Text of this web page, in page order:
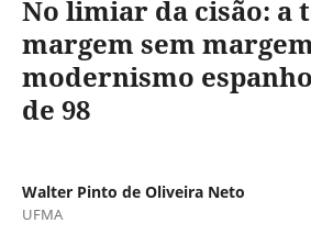
No limiar da cisão: a
margem sem
modernismo
de 98
Walter Pinto de Oliveira Neto
UFMA